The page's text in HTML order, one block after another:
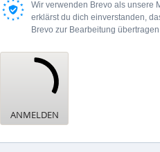
Wir verwenden Brevo als unsere
erklärst du dich einverstanden,
Brevo zur Bearbeitung
ANMELDEN